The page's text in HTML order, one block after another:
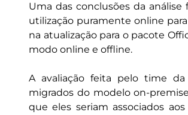
Uma das conclusões da
utilização puramente online
na atualização para o pacote
modo online e offline.
A avaliação feita pelo time
migrados do modelo on-
que eles seriam associados